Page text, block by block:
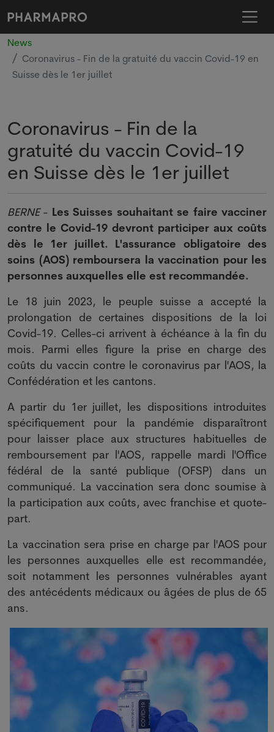
News
Coronavirus - Fin de la gratuité du vaccin Covid-19 en
Suisse dès le 1er juillet
Coronavirus - Fin de la
gratuité du vaccin Covid-19
en Suisse dès le 1er juillet
BERNE- Les Suisses souhaitant se faire vacciner
contre le Covid-19 devront participer aux coûts
dès le 1er juillet. L'assurance obligatoire des
soins (AOS) remboursera la vaccination pour les
personnes auxquelles elle est recommandée.
Le 18 juin 2023, le peuple suisse a accepté la
prolongation de certaines dispositions de la loi
Covid-19. Celles-ci arrivent à échéance à la fin du
mois. Parmi elles figure la prise en charge des
coûts du vaccin contre le coronavirus par l'AOS, la
Confédération et les cantons.
A partir du 1er juillet, les dispositions introduites
spécifiquement pour la pandémie disparaîtront
pour laisser place aux structures habituelles de
remboursement par l'AOS, rappelle mardi l'Office
fédéral de la santé publique (OFSP) dans un
communiqué. La vaccination sera donc soumise à
la participation aux coûts, avec franchise et quote-
part.
La vaccination sera prise en charge par l'AOS pour
les personnes auxquelles elle est recommandée,
soit notamment les personnes vulnérables ayant
des antécédents médicaux ou âgées de plus de 65
ans.